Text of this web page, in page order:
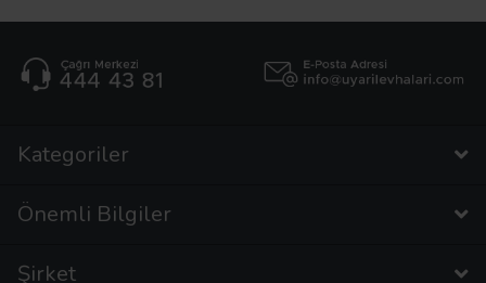
Kategoriler
Önemli Bilgiler
Şirket